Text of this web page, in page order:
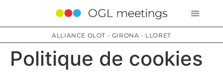
ALLIANCE OLOT - GIRONA - LLORET
Politique de cookies